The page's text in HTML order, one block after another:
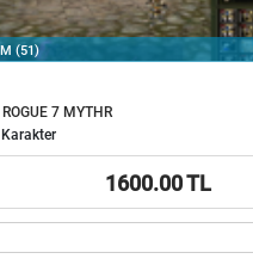
(51)
7 MYTHR
1600.00 TL